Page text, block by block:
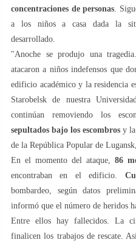
concentraciones de personas .
a los niños a casa dada la
desarrollado.
"Anoche se produjo una
atacaron a niños indefensos que
edificio académico y la residencia
Starobelsk de nuestra
continúan removiendo los
sepultados bajo los escombros y la
de la República Popular de
En el momento del ataque,86
encontraban en el edificio.
bombardeo, según datos
informó que el número de heridos
Entre ellos hay fallecidos. La
finalicen los trabajos de rescate.